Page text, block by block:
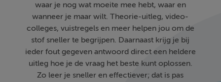
waar je nog wat moeite mee hebt, waar en
wanneer je maar wilt. Theorie-uitleg, video-
colleges, vuistregels en meer helpen jou om de
stof sneller te begrijpen. Daarnaast krijg je bij
ieder fout gegeven antwoord direct een heldere
uitleg hoe je de vraag het beste kunt oplossen.
Zo leer je sneller en effectiever; dat is pas